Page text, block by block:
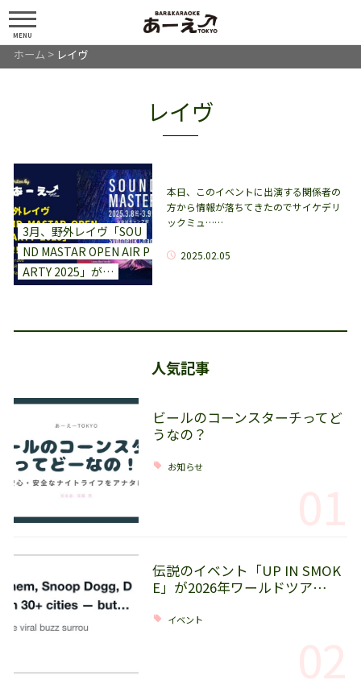
MENU
ホーム > レイヴ
レイヴ
3月、野外レイヴ「SOU
ND MASTAR OPEN AIR P
ARTY 2025」が…
本日、このイベントに出演する関係者の
方から情報が落ちてきたのでサイケデリ
ックミュ……
2025.02.05
人気記事
ビールのコーンスターチってど
うなの？
お知らせ
伝説のイベント「UP IN SMOK
E」が2026年ワールドツア…
イベント